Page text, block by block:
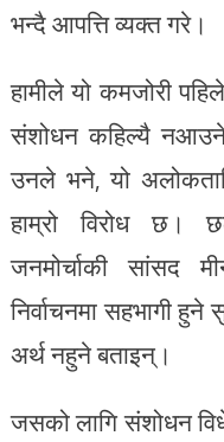
भन्दै आपत्ति व्यक्त गरे।
हामीले यो कमजोरी
संशोधन कहिल्यै
उनले भने, यो
हाम्रो विरोध छ।
जनमोर्चाकी सांसद
निर्वाचनमा सहभागी
अर्थ नहुने बताइन्।
जसको लागि संशोधन